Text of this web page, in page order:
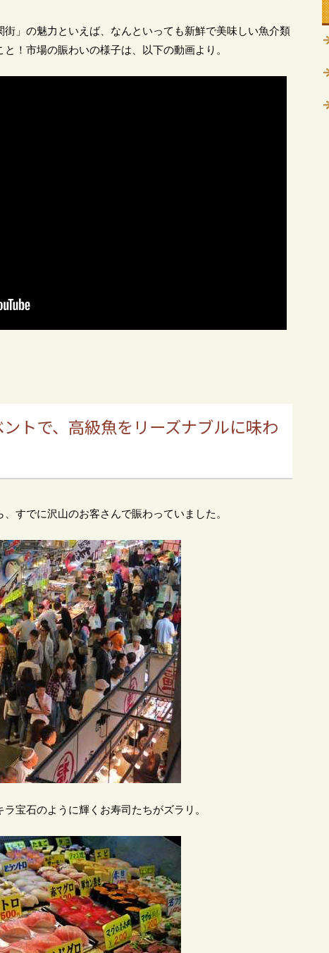
」の魅力といえば、なんといっても新鮮で美味しい魚介類
！市場の賑わいの様子は、以下の動画より。
トで、高級魚をリーズナブルに味わ
すでに沢山のお客さんで賑わっていました。
宝石のように輝くお寿司たちがズラリ。